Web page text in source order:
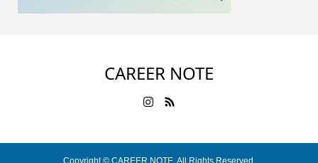
CAREER NOTE
Copyright ©CAREER NOTE. All Rights Reserved.